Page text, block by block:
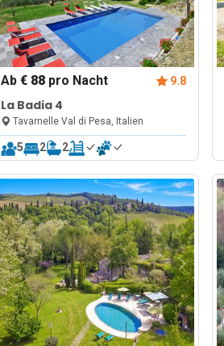
Ab € 88pro Nacht 9.8
La Badia 4
Tavarnelle Val di Pesa, Italien
5 2 2